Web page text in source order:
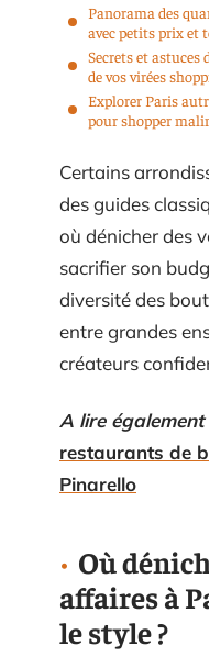
Panorama des
avec petits prix et
Secrets et astuces
de vos virées
Explorer Paris
pour shopper
Certains
des guides
où dénicher des
sacrifier son
diversité des
entre grandes
créateurs
A lire également
restaurants de
Pinarello
Où
affaires à
le style ?